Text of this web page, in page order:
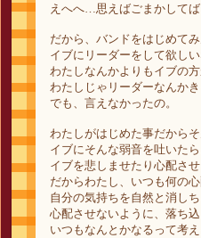
えへへ…思えばごまかしてば
だから、バンドをはじめて
イブにリーダーをして欲し
わたしなんかよりもイブの
わたしじゃリーダーなんかき
でも、言えなかったの。
わたしがはじめた事だから
イブにそんな弱音を吐いた
イブを悲しませたり心配さ
だからわたし、いつも何の
自分の気持ちを自然と消し
心配させないように、落ち
いつもなんとかなるって考